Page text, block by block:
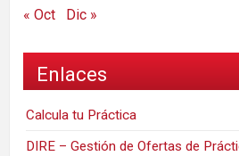
« Oct Dic »
Enlaces
Calcula tu Práctica
DIRE – Gestión de Ofertas de